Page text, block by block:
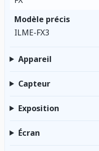
Modèle précis
ILME-FX3
Appareil
Capteur
Exposition
Écran